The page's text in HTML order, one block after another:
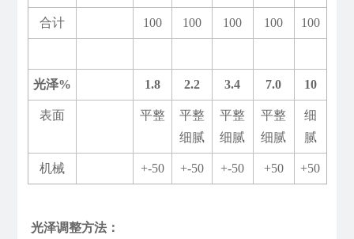
合计 100 100 100 100 100
光泽% 1.8 2.2 3.4 7.0 10
表面 平整
平整
细腻
平整
细腻
平整
细腻
细
腻
机械 +-50 +-50 +-50 +50 +50
光泽调整方法：